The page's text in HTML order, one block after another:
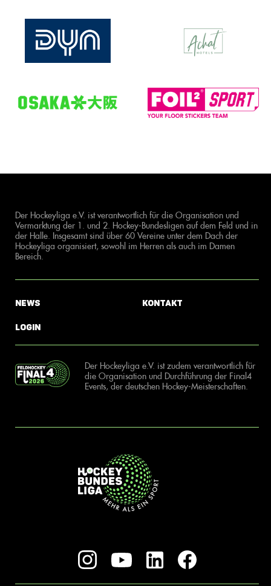
Der Hockeyliga e.V. ist verantwortlich für die Organisation und
Vermarktung der 1. und 2. Hockey-Bundesligen auf dem Feld und in
der Halle. Insgesamt sind über 60 Vereine unter dem Dach der
Hockeyliga organisiert, sowohl im Herren als auch im Damen
Bereich.
News
Login
Kontakt
Der Hockeyliga e.V. ist zudem verantwortlich für
die Organisation und Durchführung der Final4
Events, der deutschen Hockey-Meisterschaften.